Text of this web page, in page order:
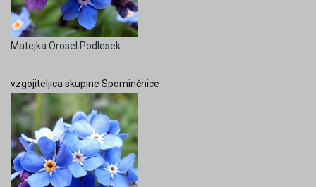
Matejka Orosel Podlesek
vzgojiteljica skupine Spominčnice